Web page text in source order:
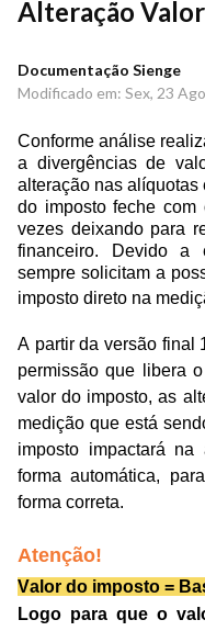
Alteração
Documentação Sienge
Modificado em: Sex, 23
Conforme análise
a divergências de
alteração nas alíquotas
do imposto feche com
vezes deixando para
financeiro. Devido a
sempre solicitam a
imposto direto na
A partir da versão final
permissão que libera
valor do imposto, as
medição que está
imposto impactará
forma automática,
forma correta.
Atenção!
Valor do imposto =
Logo para que o